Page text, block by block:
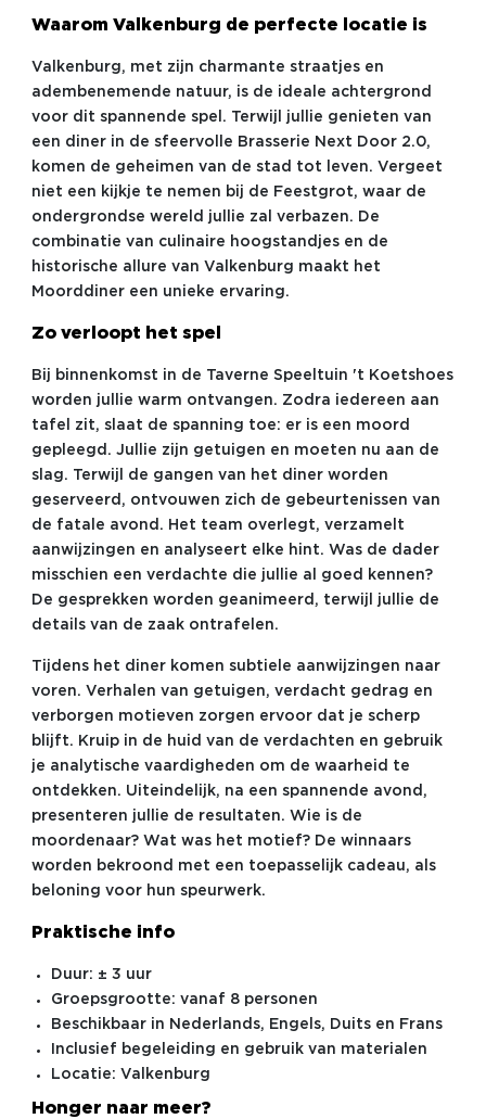
Waarom Valkenburg de perfecte locatie is
Valkenburg, met zijn charmante straatjes en
adembenemende natuur, is de ideale achtergrond
voor dit spannende spel. Terwijl jullie genieten van
een diner in de sfeervolle Brasserie Next Door 2.0,
komen de geheimen van de stad tot leven. Vergeet
niet een kijkje te nemen bij de Feestgrot, waar de
ondergrondse wereld jullie zal verbazen. De
combinatie van culinaire hoogstandjes en de
historische allure van Valkenburg maakt het
Moorddiner een unieke ervaring.
Zo verloopt het spel
Bij binnenkomst in de Taverne Speeltuin 't Koetshoes
worden jullie warm ontvangen. Zodra iedereen aan
tafel zit, slaat de spanning toe: er is een moord
gepleegd. Jullie zijn getuigen en moeten nu aan de
slag. Terwijl de gangen van het diner worden
geserveerd, ontvouwen zich de gebeurtenissen van
de fatale avond. Het team overlegt, verzamelt
aanwijzingen en analyseert elke hint. Was de dader
misschien een verdachte die jullie al goed kennen?
De gesprekken worden geanimeerd, terwijl jullie de
details van de zaak ontrafelen.
Tijdens het diner komen subtiele aanwijzingen naar
voren. Verhalen van getuigen, verdacht gedrag en
verborgen motieven zorgen ervoor dat je scherp
blijft. Kruip in de huid van de verdachten en gebruik
je analytische vaardigheden om de waarheid te
ontdekken. Uiteindelijk, na een spannende avond,
presenteren jullie de resultaten. Wie is de
moordenaar? Wat was het motief? De winnaars
worden bekroond met een toepasselijk cadeau, als
beloning voor hun speurwerk.
Praktische info
Duur: ± 3 uur
Groepsgrootte: vanaf 8 personen
Beschikbaar in Nederlands, Engels, Duits en Frans
Inclusief begeleiding en gebruik van materialen
Locatie: Valkenburg
Honger naar meer?